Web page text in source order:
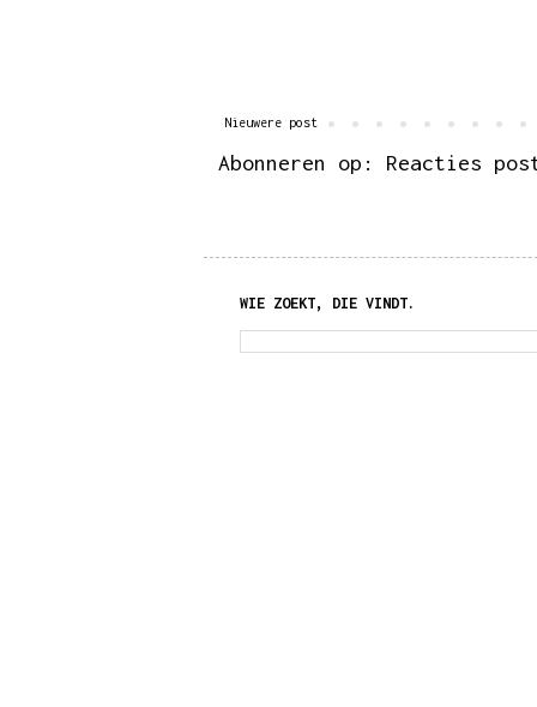
Nieuwere post
Abonneren op: Reacties
WIE ZOEKT, DIE VINDT.